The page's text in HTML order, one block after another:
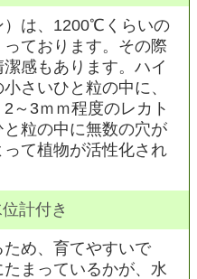
）は、1200℃くらいの
ております。その際
感もあります。ハイ
さいひと粒の中に、
～3ｍｍ程度のレカト
粒の中に無数の穴が
て植物が活性化され
計付き
め、育てやすいで
まっているかが、水